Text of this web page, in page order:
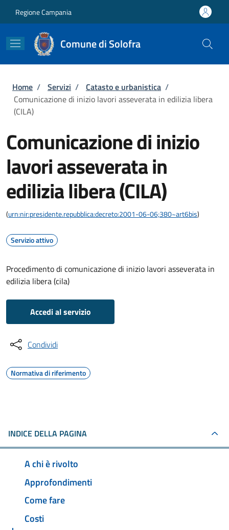
Regione Campania
Comune di Solofra
Briciole di pane
Home / Servizi / Catasto e urbanistica /
Comunicazione di inizio lavori asseverata in edilizia libera
(CILA)
Comunicazione di inizio
lavori asseverata in
edilizia libera (CILA)
(urn:nir:presidente.repubblica:decreto:2001-06-06;380~art6bis)
Servizio attivo
Procedimento di comunicazione di inizio lavori asseverata in
edilizia libera (cila)
Accedi al servizio
Condividi
Normativa di riferimento
INDICE DELLA PAGINA
A chi è rivolto
Approfondimenti
Come fare
Costi